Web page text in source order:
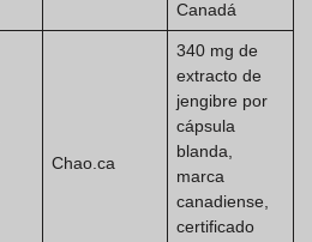
Canadá
Chao.ca
340 mg de
extracto de
jengibre por
cápsula
blanda,
marca
canadiense,
certificado